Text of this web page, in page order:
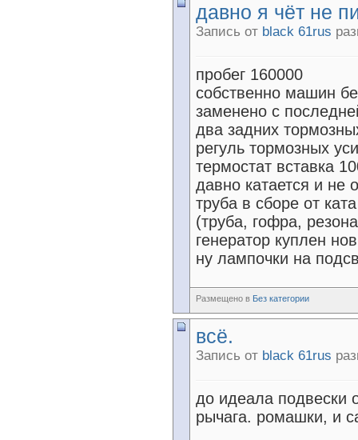
давно я чёт не
Запись от black 61rus
пробег 160000
собственно машин
заменено с
два задних
регуль тормозных
термостат вставка
давно катается и не
труба в сборе от
(труба, гофра,
генератор куплен
ну лампочки на
Размещено в Без категории
всё.
Запись от black 61rus
до идеала подвески
рычага. ромашки, и